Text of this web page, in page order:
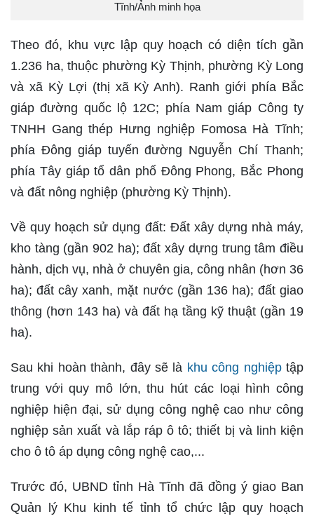
Tĩnh/Ảnh minh họa
Theo đó, khu vực lập quy hoạch có diện tích gần
1.236 ha, thuộc phường Kỳ Thịnh, phường Kỳ Long
và xã Kỳ Lợi (thị xã Kỳ Anh). Ranh giới phía Bắc
giáp đường quốc lộ 12C; phía Nam giáp Công ty
TNHH Gang thép Hưng nghiệp Fomosa Hà Tĩnh;
phía Đông giáp tuyến đường Nguyễn Chí Thanh;
phía Tây giáp tổ dân phố Đông Phong, Bắc Phong
và đất nông nghiệp (phường Kỳ Thịnh).
Về quy hoạch sử dụng đất: Đất xây dựng nhà máy,
kho tàng (gần 902 ha); đất xây dựng trung tâm điều
hành, dịch vụ, nhà ở chuyên gia, công nhân (hơn 36
ha); đất cây xanh, mặt nước (gần 136 ha); đất giao
thông (hơn 143 ha) và đất hạ tầng kỹ thuật (gần 19
ha).
Sau khi hoàn thành, đây sẽ là khu công nghiệptập
trung với quy mô lớn, thu hút các loại hình công
nghiệp hiện đại, sử dụng công nghệ cao như công
nghiệp sản xuất và lắp ráp ô tô; thiết bị và linh kiện
cho ô tô áp dụng công nghệ cao,...
Trước đó, UBND tỉnh Hà Tĩnh đã đồng ý giao Ban
Quản lý Khu kinh tế tỉnh tổ chức lập quy hoạch